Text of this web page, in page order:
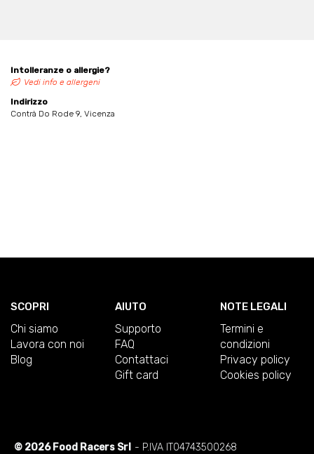
Intolleranze o allergie?
Vedi info e allergeni
Indirizzo
Contrà Do Rode 9, Vicenza
SCOPRI
Chi siamo
Lavora con noi
Blog
AIUTO
Supporto
FAQ
Contattaci
Gift card
NOTE LEGALI
Termini e
condizioni
Privacy policy
Cookies policy
© 2026 Food Racers Srl - P.IVA IT04743500268